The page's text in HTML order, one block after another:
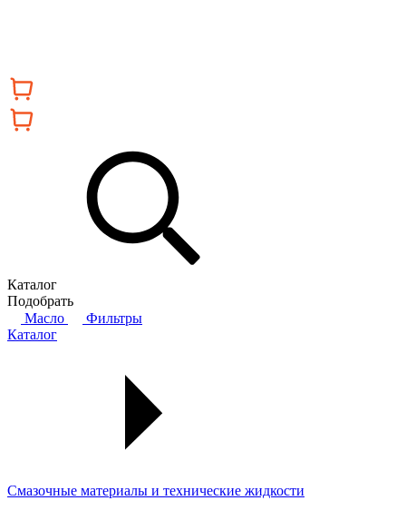
Каталог
Подобрать
Масло
Фильтры
Каталог
Смазочные материалы и технические жидкости